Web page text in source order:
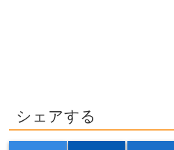
シェアする